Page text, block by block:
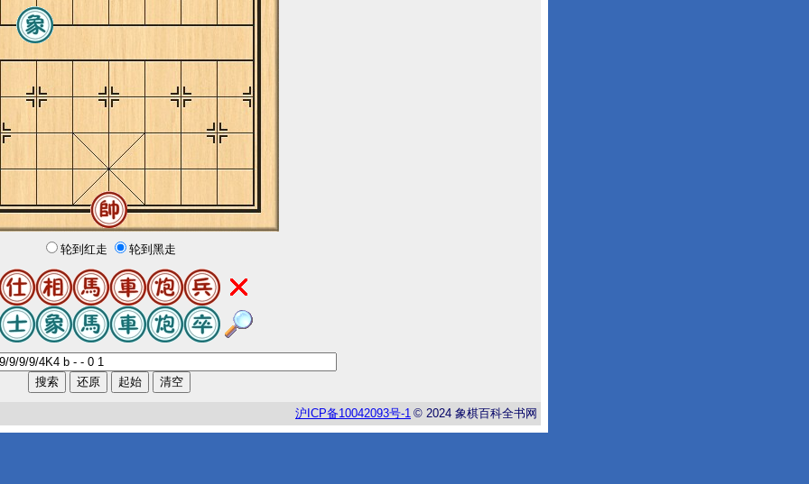
轮到红走 轮到黑走
沪 ICP备10042093号-1 © 2024 象棋百科全书网